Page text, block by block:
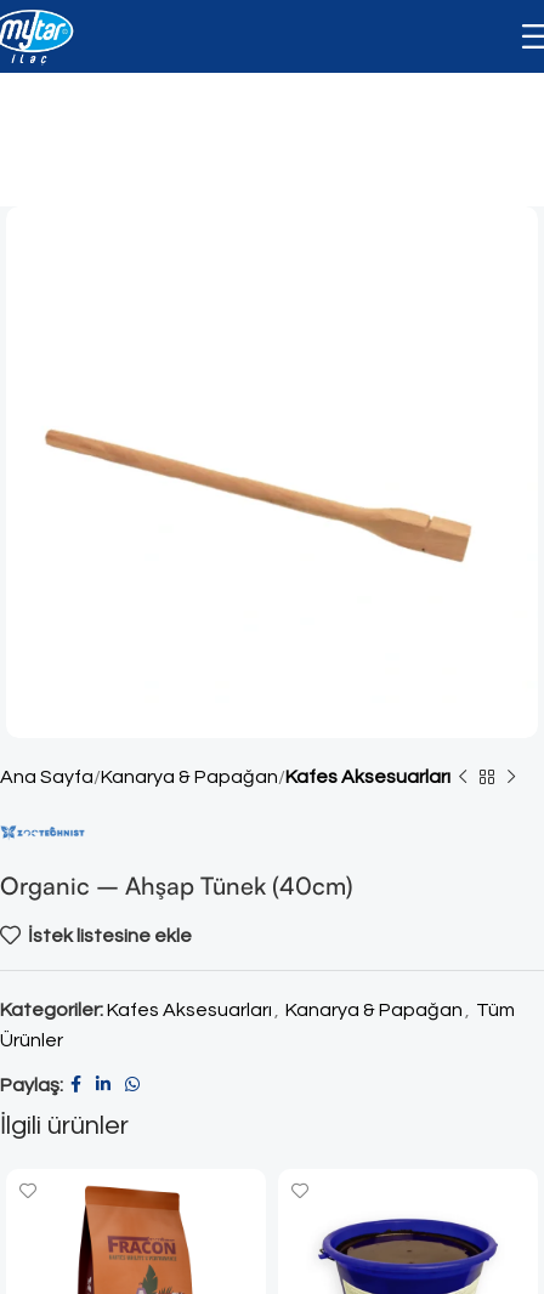
Ana Sayfa Kanarya & Papağan Kafes Aksesuarları
Organic – Ahşap Tünek (40cm)
İstek listesine ekle
Kategoriler:Kafes Aksesuarları Kanarya & Papağan
Tüm
Ürünler
Paylaş:
İlgili ürünler